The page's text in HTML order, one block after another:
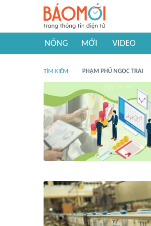
NÓNG MỚI VIDEO
TÌM KIẾM PHẠM PHÚ NGỌC TRAI